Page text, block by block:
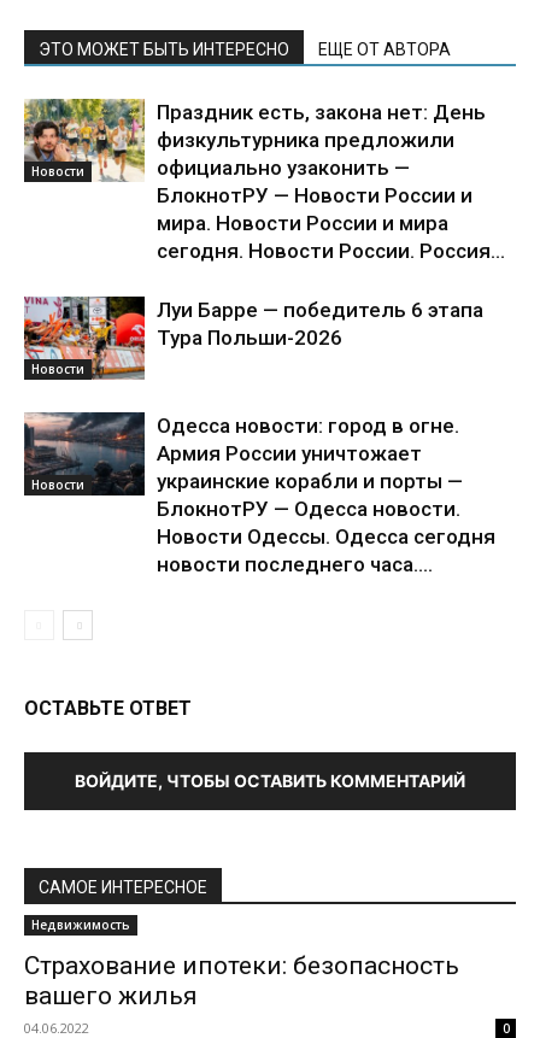
ЭТО МОЖЕТ БЫТЬ ИНТЕРЕСНО ЕЩЕ ОТ АВТОРА
Новости
Праздник есть, закона нет: День
физкультурника предложили
официально узаконить —
БлокнотРУ — Новости России и
мира. Новости России и мира
сегодня. Новости России. Россия...
Новости
Луи Барре — победитель 6 этапа
Тура Польши-2026
Новости
Одесса новости: город в огне.
Армия России уничтожает
украинские корабли и порты —
БлокнотРУ — Одесса новости.
Новости Одессы. Одесса сегодня
новости последнего часа....
ОСТАВЬТЕ ОТВЕТ
ВОЙДИТЕ, ЧТОБЫ ОСТАВИТЬ КОММЕНТАРИЙ
САМОЕ ИНТЕРЕСНОЕ
Недвижимость
Страхование ипотеки: безопасность
вашего жилья
04.06.2022 0